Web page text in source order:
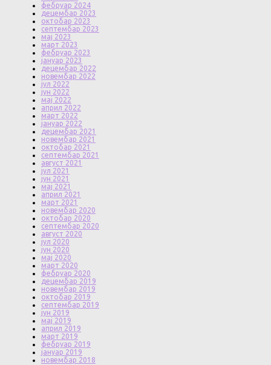
фебруар 2024
децембар 2023
октобар 2023
септембар 2023
мај 2023
март 2023
фебруар 2023
јануар 2023
децембар 2022
новембар 2022
јул 2022
јун 2022
мај 2022
април 2022
март 2022
јануар 2022
децембар 2021
новембар 2021
октобар 2021
септембар 2021
август 2021
јул 2021
јун 2021
мај 2021
април 2021
март 2021
новембар 2020
октобар 2020
септембар 2020
август 2020
јул 2020
јун 2020
мај 2020
март 2020
фебруар 2020
децембар 2019
новембар 2019
октобар 2019
септембар 2019
јун 2019
мај 2019
април 2019
март 2019
фебруар 2019
јануар 2019
новембар 2018